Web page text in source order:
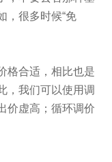
，很多时候“免
合适，相比也是
，我们可以使用调
价虚高；循环调价